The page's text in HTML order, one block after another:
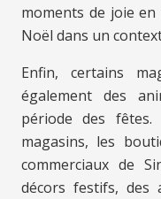
moments de joie
Noël dans un
Enfin, certains
également des
période des fêtes.
magasins, les
commerciaux de
décors festifs, des